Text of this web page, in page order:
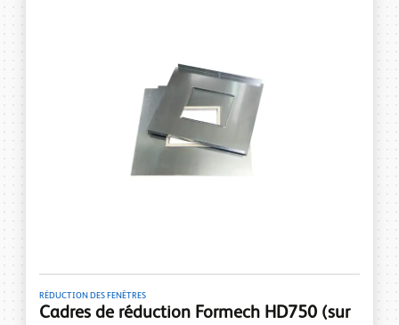
RÉDUCTION DES FENÊTRES
Cadres de réduction Formech HD750 (sur